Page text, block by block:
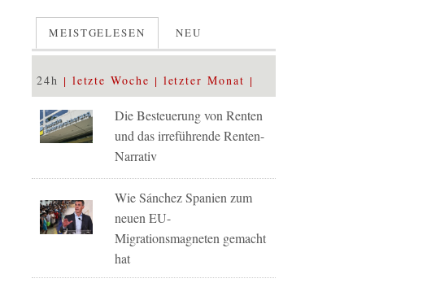
MEISTGELESEN NEU
24h letzte Woche letzter Monat
Die Besteuerung von Renten
und das irreführende Renten-
Narrativ
Wie Sánchez Spanien zum
neuen EU-
Migrationsmagneten gemacht
hat